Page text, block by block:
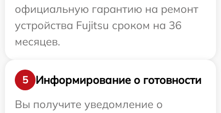
официальную гарантию на ремонт
устройства Fujitsu сроком на 36
месяцев.
5
Информирование о готовности
Вы получите уведомление о